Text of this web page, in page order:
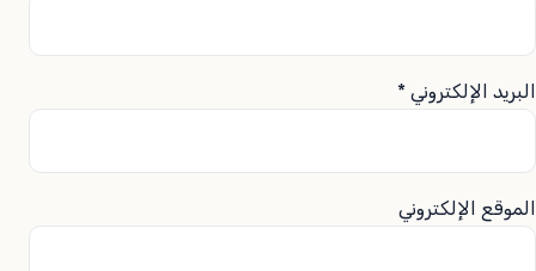
البريد الإلكتروني *
الموقع الإلكتروني